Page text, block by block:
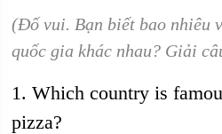
(Đố vui. Bạn biết bao nhiêu
quốc gia khác nhau? Giải
1. Which country is
pizza?